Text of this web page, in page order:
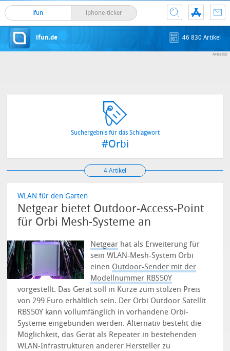
ifun iphone-ticker
ifun.de 46 830 Artikel
Suchergebnis für das Schlagwort
#Orbi
4 Artikel
WLAN für den Garten
Netgear bietet Outdoor-Access-Point
für Orbi Mesh-Systeme an
Netgear hat als Erweiterung für
sein WLAN-Mesh-System Orbi
einen Outdoor-Sender mit der
Modellnummer RBS50Y
vorgestellt. Das Gerät soll in Kürze zum stolzen Preis
von 299 Euro erhältlich sein. Der Orbi Outdoor Satellit
RBS50Y kann vollumfänglich in vorhandene Orbi-
Systeme eingebunden werden. Alternativ besteht die
Möglichkeit, das Gerät als Repeater in bestehenden
WLAN-Infrastrukturen anderer Hersteller zu